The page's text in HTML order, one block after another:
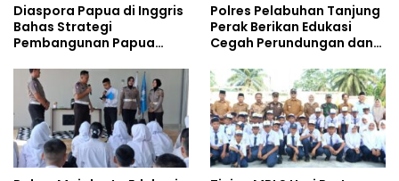
Diaspora Papua di Inggris
Bahas Strategi
Pembangunan Papua
Doktoral Internasional
Polres Pelabuhan Tanjung
Perak Berikan Edukasi
Cegah Perundungan dan
kepada Pelajar MPLS